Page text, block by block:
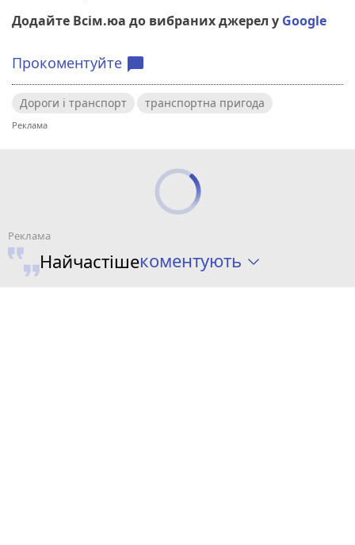
Додайте Всім.юа до вибраних джерел у Google
Прокоментуйте chat_bubble
Дороги і транспорт транспортна пригода
Найчастішекоментують